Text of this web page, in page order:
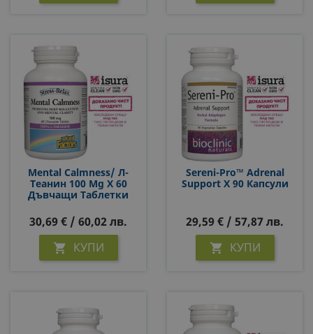
Mental Calmness/ Л-
Теанин 100 Mg Х 60
Дъвчащи Таблетки
30,69 € / 60,02 лв.
 КУПИ
Sereni-Pro™ Adrenal
Support Х 90 Капсули
29,59 € / 57,87 лв.
 КУПИ
НЕКЛАСИФИЦИРАНИ